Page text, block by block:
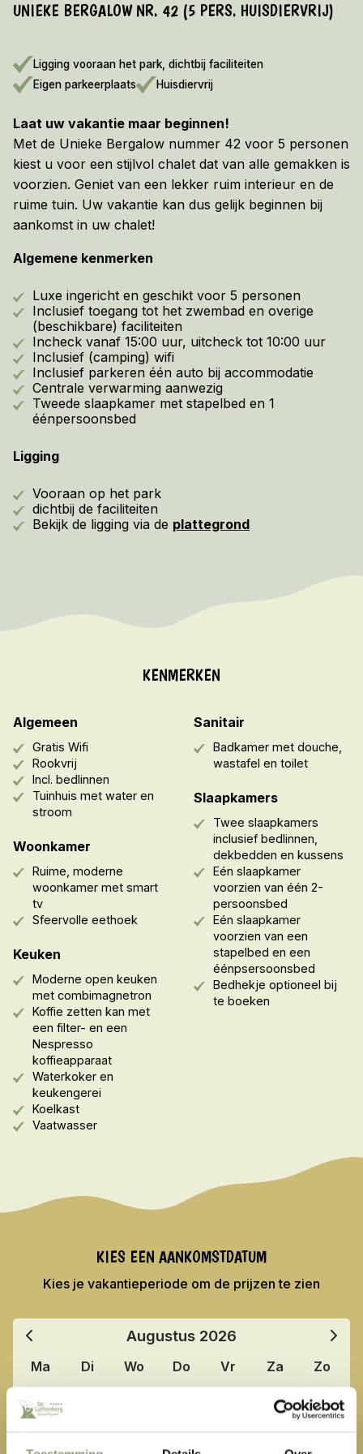
Informatie
VROEGBOEKVOORDEEL 2026/2027!
Bekijk hier de voorwaarden
UNIEKE BERGALOW NR. 42 (5 PERS. HUISDIERVRIJ)
Ligging vooraan het park, dichtbij faciliteiten
Eigen parkeerplaats
Huisdiervrij
Laat uw vakantie maar beginnen!
Met de Unieke Bergalow nummer 42 voor 5 personen
kiest u voor een stijlvol chalet dat van alle gemakken is
voorzien. Geniet van een lekker ruim interieur en de
ruime tuin. Uw vakantie kan dus gelijk beginnen bij
aankomst in uw chalet!
Algemene kenmerken
Luxe ingericht en geschikt voor 5 personen
Inclusief toegang tot het zwembad en overige
(beschikbare) faciliteiten
Incheck vanaf 15:00 uur, uitcheck tot 10:00 uur
Inclusief (camping) wifi
Inclusief parkeren één auto bij accommodatie
Centrale verwarming aanwezig
Tweede slaapkamer met stapelbed en 1
éénpersoonsbed
Ligging
Vooraan op het park
dichtbij de faciliteiten
Bekijk de ligging via de plattegrond
KENMERKEN
Algemeen
Gratis Wifi
Rookvrij
Incl. bedlinnen
Tuinhuis met water en
stroom
Woonkamer
Ruime, moderne
woonkamer met smart
tv
Sfeervolle eethoek
Keuken
Moderne open keuken
met combimagnetron
Koffie zetten kan met
een filter- en een
Nespresso
koffieapparaat
Waterkoker en
keukengerei
Koelkast
Vaatwasser
Sanitair
Badkamer met douche,
wastafel en toilet
Slaapkamers
Twee slaapkamers
inclusief bedlinnen,
dekbedden en kussens
Eén slaapkamer
voorzien van één 2-
persoonsbed
Eén slaapkamer
voorzien van een
stapelbed en een
éénpsersoonsbed
Bedhekje optioneel bij
te boeken
KIES EEN AANKOMSTDATUM
Kies je vakantieperiode om de prijzen te zien
Augustus 2026
Ma Di Wo Do Vr Za Zo
27 1 2